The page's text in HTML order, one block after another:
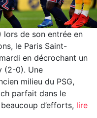
lors de son entrée en
le Paris Saint-
en décrochant un
(2-0). Une
milieu du PSG,
parfait dans le
d’efforts, lire